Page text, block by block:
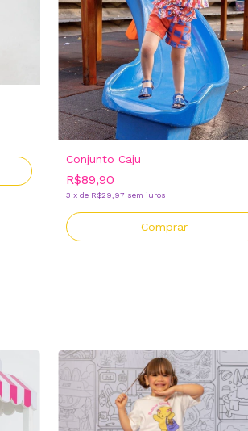
Conjunto Caju
R$89,90
3 x de R$29,97 sem juros
Comprar